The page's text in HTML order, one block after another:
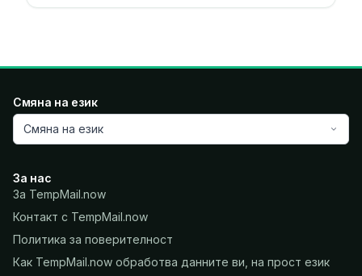
Смяна на език
Смяна на език
За нас
За TempMail.now
Контакт с TempMail.now
Политика за поверителност
Как TempMail.now обработва данните ви, на прост език